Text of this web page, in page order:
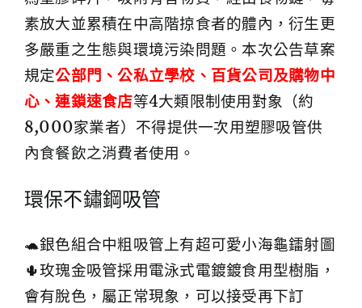
素放大並累積在中高階掠食者的體內，衍生更
多嚴重之生態與環境污染問題。本次公告草案
規定公部門、公私立學校、百貨公司及購物中
心、連鎖速食店等4大類限制使用對象（約
8,000家業者）不得提供一次用塑膠吸管供
內食餐飲之消費者使用。
環保不鏽鋼吸管
🐢銀色組合中粗吸管上有超可愛小海龜鐳射圖
🌵玫瑰金吸管採用電泳式電鍍鍍食用型樹脂，
會有脫色，屬正常現象，可以接受再下訂